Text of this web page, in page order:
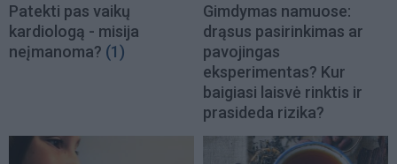
Patekti pas vaikų
kardiologą - misija
neįmanoma? (1)
Gimdymas namuose:
drąsus pasirinkimas ar
pavojingas
eksperimentas? Kur
baigiasi laisvė rinktis ir
prasideda rizika?